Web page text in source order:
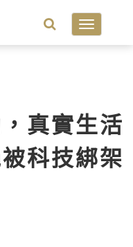
Toggle
真實生活
科技綁架